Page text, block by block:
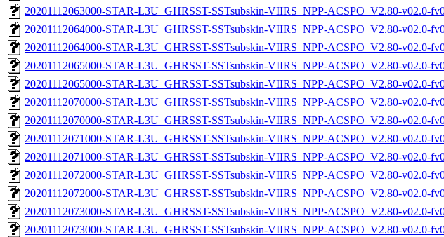
20201112063000-STAR-L3U_GHRSST-SSTsubskin-VIIRS_NPP-ACSPO_V2.80-v02.0-
20201112064000-STAR-L3U_GHRSST-SSTsubskin-VIIRS_NPP-ACSPO_V2.80-v02.0-
20201112064000-STAR-L3U_GHRSST-SSTsubskin-VIIRS_NPP-ACSPO_V2.80-v02.0-
20201112065000-STAR-L3U_GHRSST-SSTsubskin-VIIRS_NPP-ACSPO_V2.80-v02.0-
20201112065000-STAR-L3U_GHRSST-SSTsubskin-VIIRS_NPP-ACSPO_V2.80-v02.0-
20201112070000-STAR-L3U_GHRSST-SSTsubskin-VIIRS_NPP-ACSPO_V2.80-v02.0-
20201112070000-STAR-L3U_GHRSST-SSTsubskin-VIIRS_NPP-ACSPO_V2.80-v02.0-
20201112071000-STAR-L3U_GHRSST-SSTsubskin-VIIRS_NPP-ACSPO_V2.80-v02.0-
20201112071000-STAR-L3U_GHRSST-SSTsubskin-VIIRS_NPP-ACSPO_V2.80-v02.0-
20201112072000-STAR-L3U_GHRSST-SSTsubskin-VIIRS_NPP-ACSPO_V2.80-v02.0-
20201112072000-STAR-L3U_GHRSST-SSTsubskin-VIIRS_NPP-ACSPO_V2.80-v02.0-
20201112073000-STAR-L3U_GHRSST-SSTsubskin-VIIRS_NPP-ACSPO_V2.80-v02.0-
20201112073000-STAR-L3U_GHRSST-SSTsubskin-VIIRS_NPP-ACSPO_V2.80-v02.0-